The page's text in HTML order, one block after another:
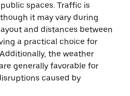
spaces. Traffic is
it may vary during
and distances between
a practical choice for
the weather
generally favorable for
caused by